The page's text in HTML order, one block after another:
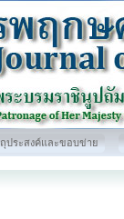
ประสงค์และขอบข่าย